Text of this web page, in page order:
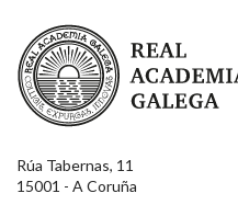
Real Academia Galega
Rúa Tabernas, 11
15001 - A Coruña